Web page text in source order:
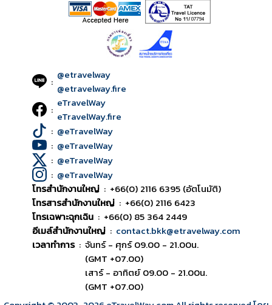
: @etravelway
@etravelway.fire
: eTravelWay
eTravelWay.fire
: @eTravelWay
: @eTravelWay
: @eTravelWay
: @eTravelWay
โทรสำนักงานใหญ่ : +66(0) 2116 6395 (อัตโนมัติ)
โทรสารสำนักงานใหญ่ : +66(0) 2116 6423
โทรเฉพาะฉุกเฉิน : +66(0) 85 364 2449
อีเมล์สำนักงานใหญ่ : contact.bkk@etravelway.com
เวลาทำการ : จันทร์ - ศุกร์ 09.00 - 21.00น.
(GMT +07.00)
เสาร์ - อาทิตย์ 09.00 - 21.00น.
(GMT +07.00)